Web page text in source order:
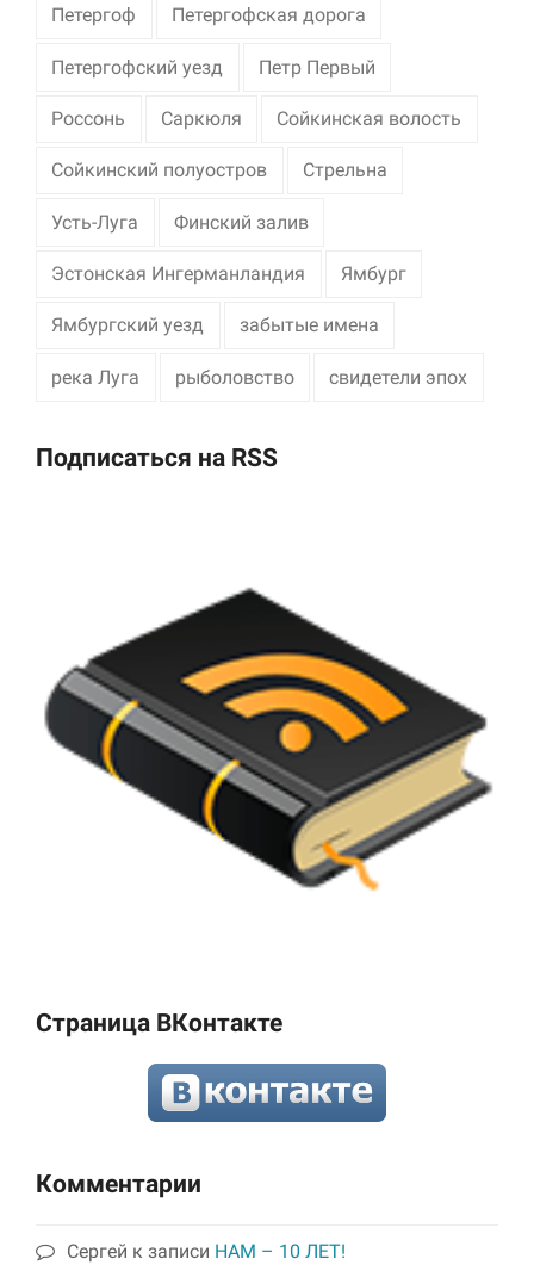
Петергоф Петергофская дорога
Петергофский уезд Петр Первый
Россонь Саркюля Сойкинская волость
Сойкинский полуостров Стрельна
Усть-Луга Финский залив
Эстонская Ингерманландия Ямбург
Ямбургский уезд забытые имена
река Луга рыболовство свидетели эпох
Подписаться на RSS
Страница ВКонтакте
Комментарии
Сергей к записи НАМ – 10 ЛЕТ!